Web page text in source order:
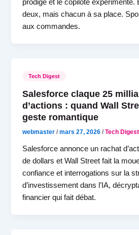
prodige et le copilote expérimenté.
deux, mais chacun à sa place.
aux commandes.
Tech Digest
Salesforce claque 25
d’actions : quand Wall
geste romantique
webmaster/mars 27, 2026/Tech Digest
Salesforce annonce un rachat
de dollars et Wall Street fait la
confiance et interrogations sur la
d’investissement dans l’IA,
financier qui fait débat.